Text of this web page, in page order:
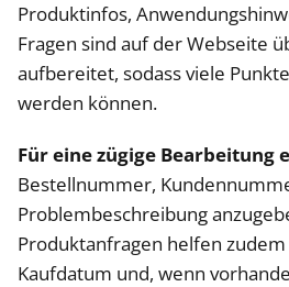
Produktinfos,
Fragen sind auf der Webseite
aufbereitet, sodass viele
werden können.
Für eine zügige Bearbeitung
Bestellnummer,
Problembeschreibung
Produktanfragen helfen
Kaufdatum und, wenn